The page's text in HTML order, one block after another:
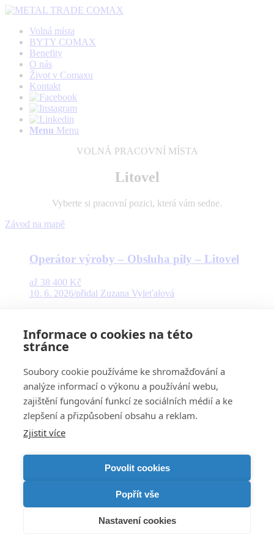
Volná místa
BYTY COMAX
Benefity
O nás
Život v Comaxu
Kontakt
Menu Menu
VOLNÁ PRACOVNÍ MÍSTA
Litovel
Vyberte si pracovní pozici, která vám sedne.
Závod na mapě
Operátor výroby – Obsluha pily – Litovel
až 38 400 Kč
10. 6. 2026/přidal Zuzana Vyleťalová
až 38 400 Kč
3. 8. 2026
Nenašli jste vhodnou pozici?
Zašlete nám svůj životopis.
My prověříme, zda nehledáme právě Vás!
Ozvěte se nám
www.mtcomax.cz
Máte dotazy k nabízené pozici?+420 603 358 885
© 2023 Všechna práva vyhrazena, METAL TRADE COMAX, a.s.
Informace o cookies na této
stránce
Soubory cookie používáme ke shromažďování a
analýze informací o výkonu a používání webu,
zajištění fungování funkcí ze sociálních médií a ke
zlepšení a přizpůsobení obsahu a reklam.
Zjistit více
Povolit cookies
Popřít vše
Nastavení cookies